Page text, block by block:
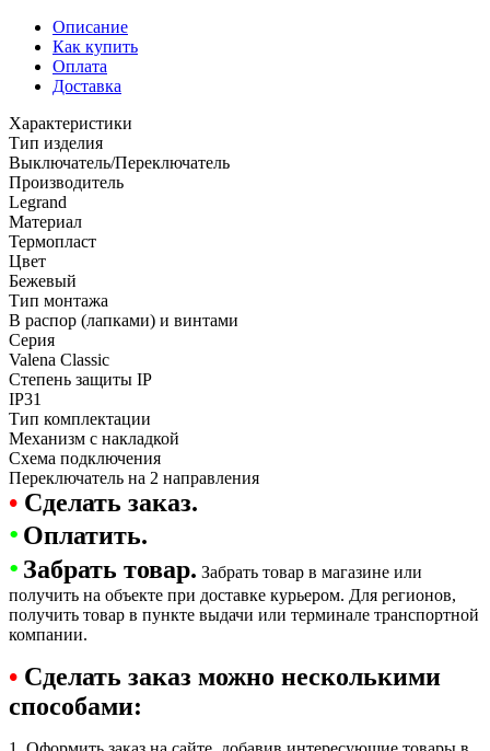
Описание
Как купить
Оплата
Доставка
Характеристики
Тип изделия
Выключатель/Переключатель
Производитель
Legrand
Материал
Термопласт
Цвет
Бежевый
Тип монтажа
В распор (лапками) и винтами
Серия
Valena Classic
Степень защиты IP
IP31
Тип комплектации
Механизм с накладкой
Схема подключения
Переключатель на 2 направления
• Сделать заказ.
• Оплатить.
• Забрать товар. Забрать товар в магазине или
получить на объекте при доставке курьером. Для регионов,
получить товар в пункте выдачи или терминале транспортной
компании.
• Сделать заказ можно несколькими
способами: